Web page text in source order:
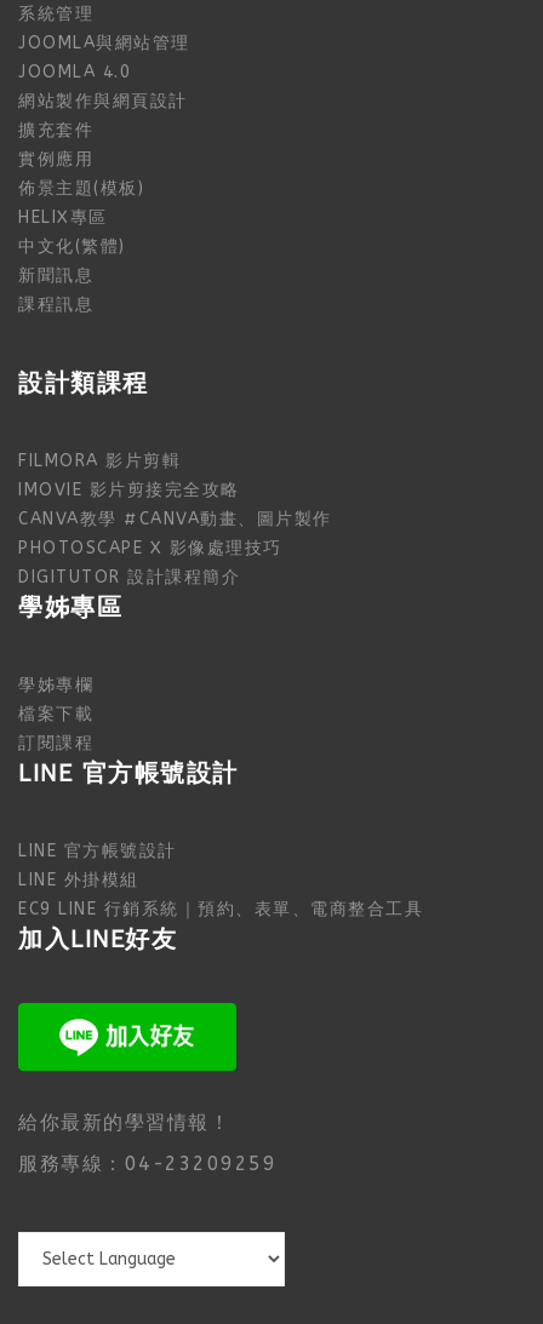
系統管理
JOOMLA與網站管理
JOOMLA 4.0
網站製作與網頁設計
擴充套件
實例應用
佈景主題(模板)
HELIX專區
中文化(繁體)
新聞訊息
課程訊息
設計類課程
FILMORA 影片剪輯
IMOVIE 影片剪接完全攻略
CANVA教學 #CANVA動畫、圖片製作
PHOTOSCAPE X 影像處理技巧
DIGITUTOR 設計課程簡介
學姊專區
學姊專欄
檔案下載
訂閱課程
LINE 官方帳號設計
LINE 官方帳號設計
LINE 外掛模組
EC9 LINE 行銷系統｜預約、表單、電商整合工具
加入LINE好友
給你最新的學習情報！
服務專線：04-23209259